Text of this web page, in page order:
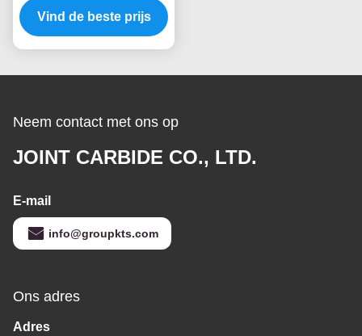
hoge slijtvastheid
Vind de beste prijs
Neem contact met ons op
JOINT CARBIDE CO., LTD.
E-mail
info@groupkts.com
Ons adres
Adres